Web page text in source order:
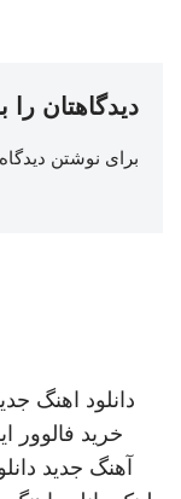
دیدگاهتان را
برای نوشتن دیدگاه
دانلود اهنگ
خرید فالوور
آهنگ جدید